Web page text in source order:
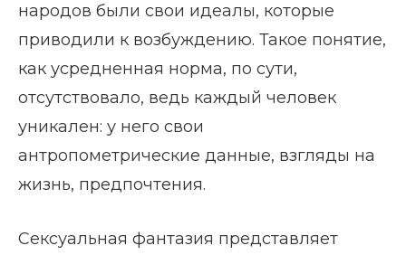
народов были свои идеалы, которые
приводили к возбуждению. Такое понятие,
как усредненная норма, по сути,
отсутствовало, ведь каждый человек
уникален: у него свои
антропометрические данные, взгляды на
жизнь, предпочтения.
Сексуальная фантазия представляет